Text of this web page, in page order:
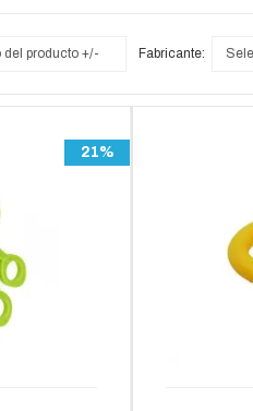
del producto +/- Fabricante:
21%